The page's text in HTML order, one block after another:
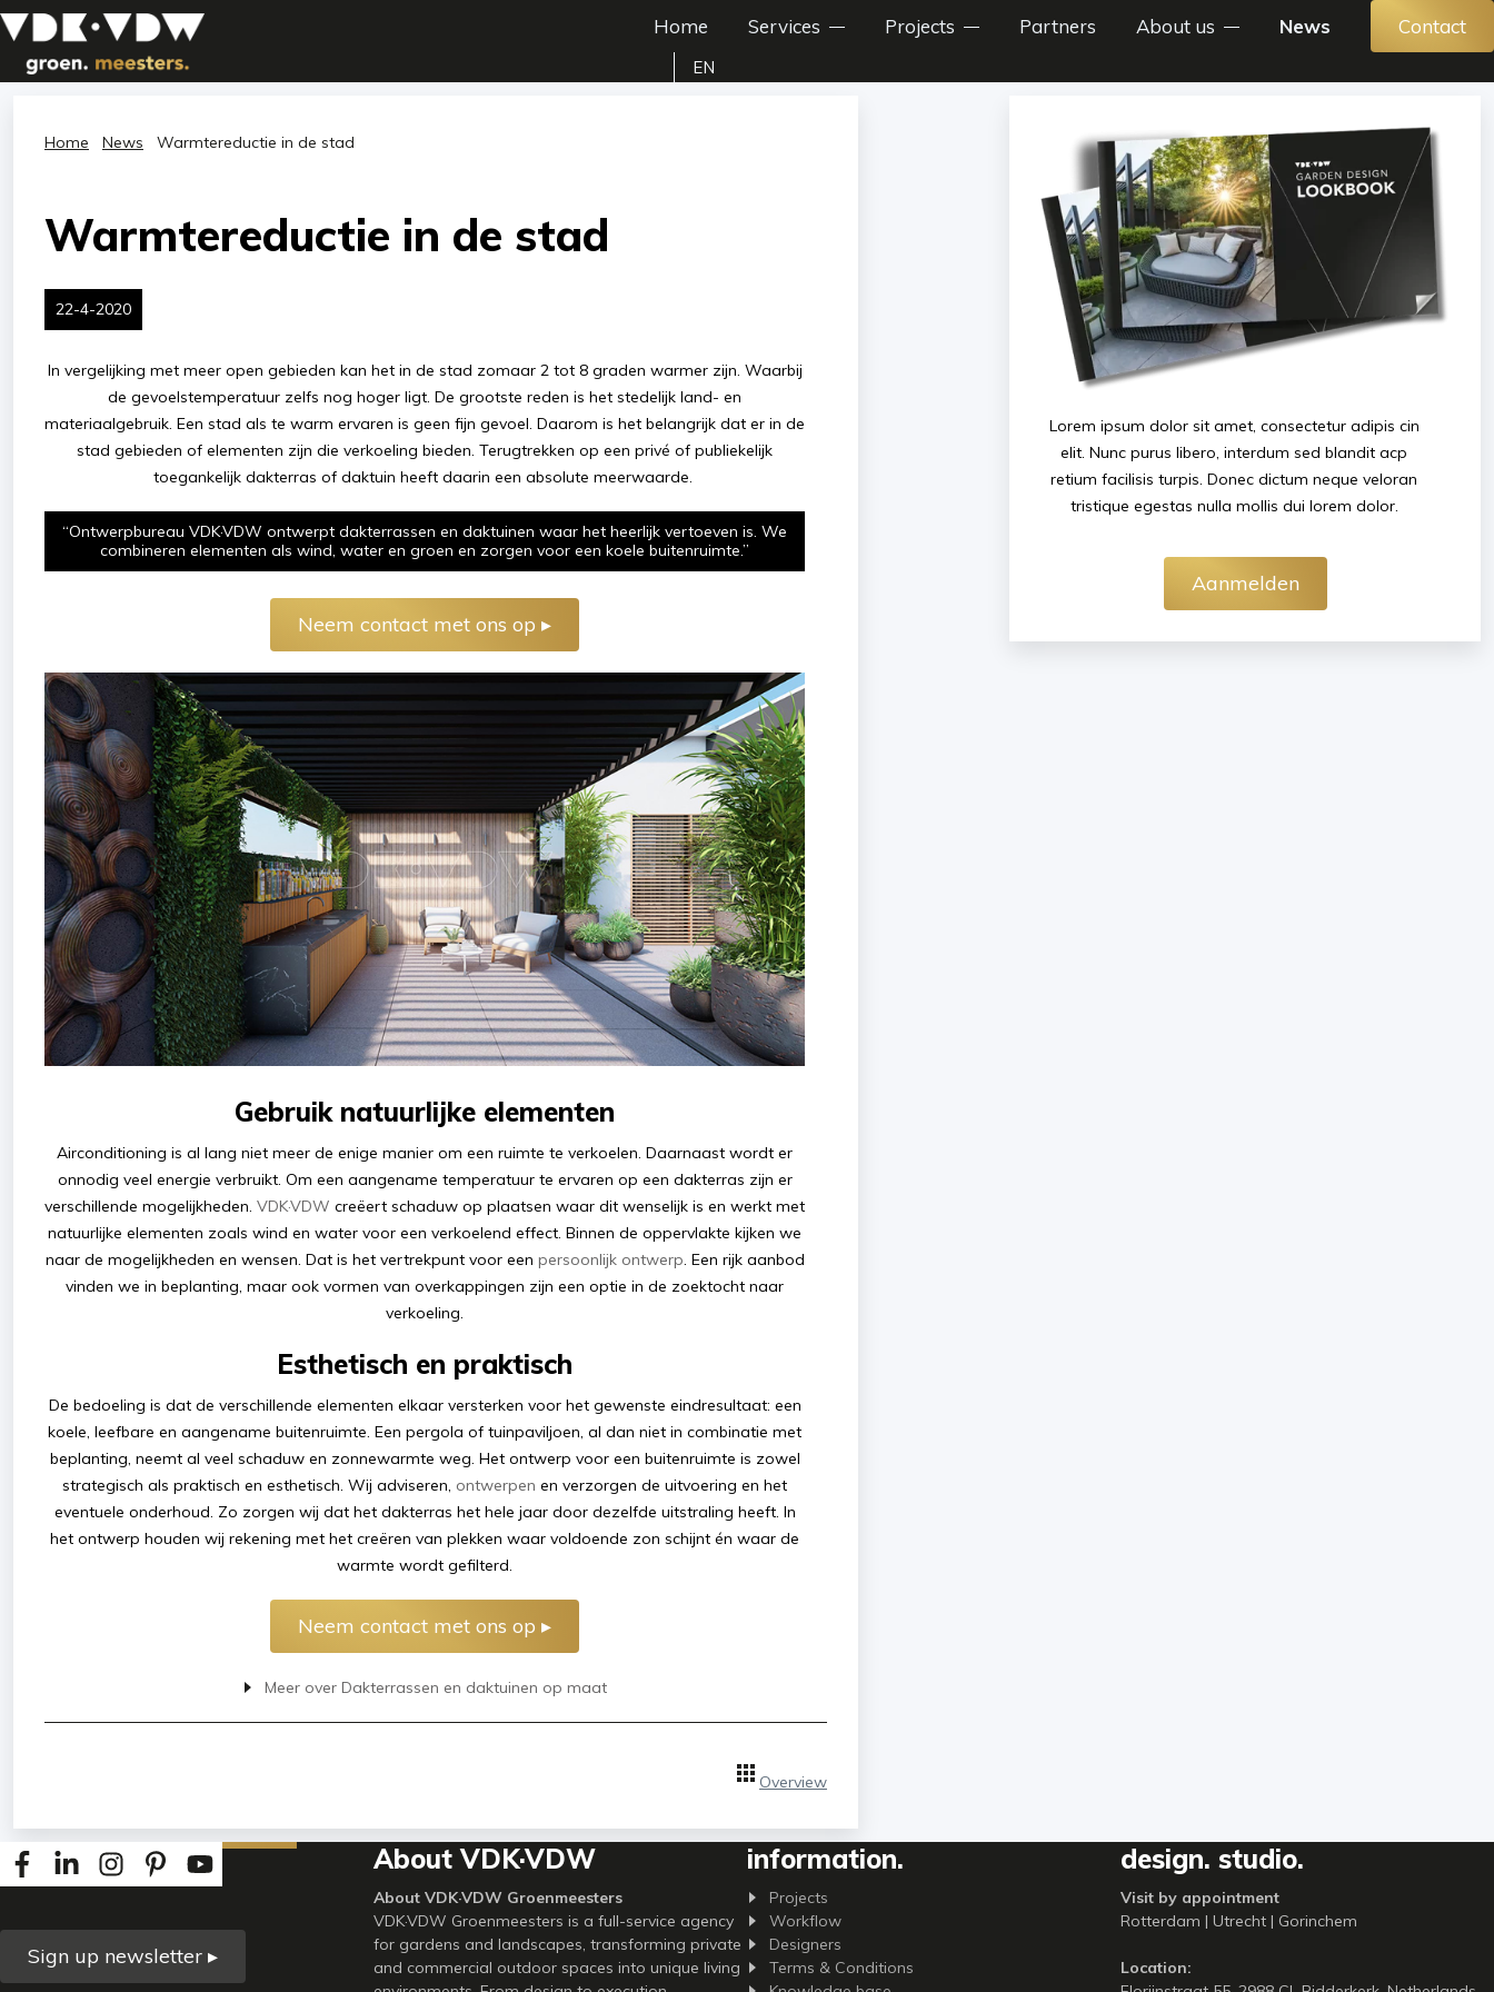
Home Services Projects Partners About us News Contact
EN
Home News Warmtereductie in de stad
Warmtereductie in de stad
22-4-2020
In vergelijking met meer open gebieden kan het in de stad zomaar 2 tot 8 graden warmer zijn. Waarbij
de gevoelstemperatuur zelfs nog hoger ligt. De grootste reden is het stedelijk land- en
materiaalgebruik. Een stad als te warm ervaren is geen fijn gevoel. Daarom is het belangrijk dat er in de
stad gebieden of elementen zijn die verkoeling bieden. Terugtrekken op een privé of publiekelijk
toegankelijk dakterras of daktuin heeft daarin een absolute meerwaarde.
“Ontwerpbureau VDK·VDW ontwerpt dakterrassen en daktuinen waar het heerlijk vertoeven is. We
combineren elementen als wind, water en groen en zorgen voor een koele buitenruimte.”
Neem contact met ons op ▸
Gebruik natuurlijke elementen
Airconditioning is al lang niet meer de enige manier om een ruimte te verkoelen. Daarnaast wordt er
onnodig veel energie verbruikt. Om een aangename temperatuur te ervaren op een dakterras zijn er
verschillende mogelijkheden. VDK·VDW creëert schaduw op plaatsen waar dit wenselijk is en werkt met
natuurlijke elementen zoals wind en water voor een verkoelend effect. Binnen de oppervlakte kijken we
naar de mogelijkheden en wensen. Dat is het vertrekpunt voor een persoonlijk ontwerp. Een rijk aanbod
vinden we in beplanting, maar ook vormen van overkappingen zijn een optie in de zoektocht naar
verkoeling.
Esthetisch en praktisch
De bedoeling is dat de verschillende elementen elkaar versterken voor het gewenste eindresultaat: een
koele, leefbare en aangename buitenruimte. Een pergola of tuinpaviljoen, al dan niet in combinatie met
beplanting, neemt al veel schaduw en zonnewarmte weg. Het ontwerp voor een buitenruimte is zowel
strategisch als praktisch en esthetisch. Wij adviseren, ontwerpen en verzorgen de uitvoering en het
eventuele onderhoud. Zo zorgen wij dat het dakterras het hele jaar door dezelfde uitstraling heeft. In
het ontwerp houden wij rekening met het creëren van plekken waar voldoende zon schijnt én waar de
warmte wordt gefilterd.
Neem contact met ons op ▸
Meer over Dakterrassen en daktuinen op maat
Overview
Lorem ipsum dolor sit amet, consectetur adipis cin
elit. Nunc purus libero, interdum sed blandit acp
retium facilisis turpis. Donec dictum neque veloran
tristique egestas nulla mollis dui lorem dolor.
Aanmelden
Sign up newsletter ▸
About VDK·VDW
About VDK·VDW Groenmeesters
VDK·VDW Groenmeesters is a full-service agency
for gardens and landscapes, transforming private
and commercial outdoor spaces into unique living
information.
Projects
Workflow
Designers
Terms & Conditions
design. studio.
Visit by appointment
Rotterdam | Utrecht | Gorinchem
Location: